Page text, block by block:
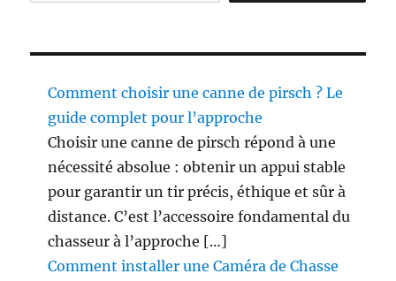
s
r
n
a
u
x
o
e
Comment choisir une canne de pirsch ? Le
guide complet pour l’approche
Choisir une canne de pirsch répond à une
nécessité absolue : obtenir un appui stable
pour garantir un tir précis, éthique et sûr à
distance. C’est l’accessoire fondamental du
chasseur à l’approche […]
Comment installer une Caméra de Chasse